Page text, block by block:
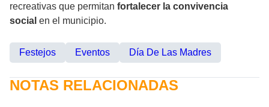
recreativas que permitan fortalecer la convivencia
social en el municipio.
Festejos Eventos Día De Las Madres
NOTAS RELACIONADAS